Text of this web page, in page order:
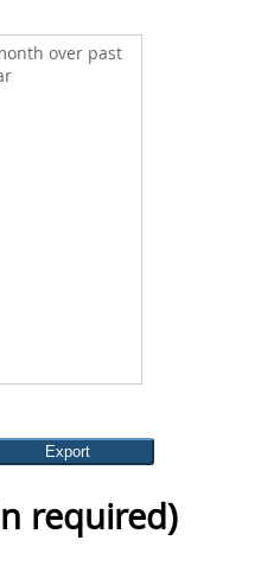
over past
required)